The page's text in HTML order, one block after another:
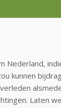
Nederland,
kunnen
Laten